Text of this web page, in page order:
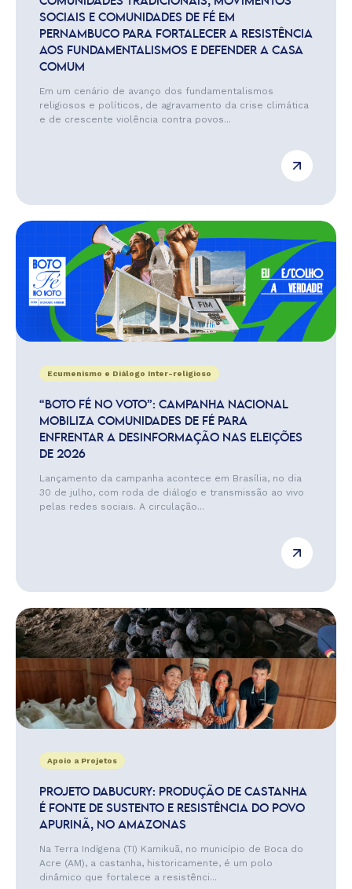
SOCIAIS E COMUNIDADES DE FÉ EM
PERNAMBUCO PARA FORTALECER A RESISTÊNCIA
AOS FUNDAMENTALISMOS E DEFENDER A CASA
COMUM
Em um cenário de avanço dos fundamentalismos
religiosos e políticos, de agravamento da crise climática
e de crescente violência contra povos...
Ecumenismo e Diálogo Inter-religioso
“BOTO FÉ NO VOTO”: CAMPANHA NACIONAL
MOBILIZA COMUNIDADES DE FÉ PARA
ENFRENTAR A DESINFORMAÇÃO NAS ELEIÇÕES
DE 2026
Lançamento da campanha acontece em Brasília, no dia
30 de julho, com roda de diálogo e transmissão ao vivo
pelas redes sociais. A circulação...
Apoio a Projetos
PROJETO DABUCURY: PRODUÇÃO DE CASTANHA
É FONTE DE SUSTENTO E RESISTÊNCIA DO POVO
APURINÃ, NO AMAZONAS
Na Terra Indígena (TI) Kamikuã, no município de Boca do
Acre (AM), a castanha, historicamente, é um polo
dinâmico que fortalece a resistênci...